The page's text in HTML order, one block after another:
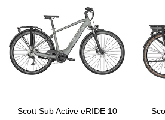
Scott Sub Active eRIDE 10